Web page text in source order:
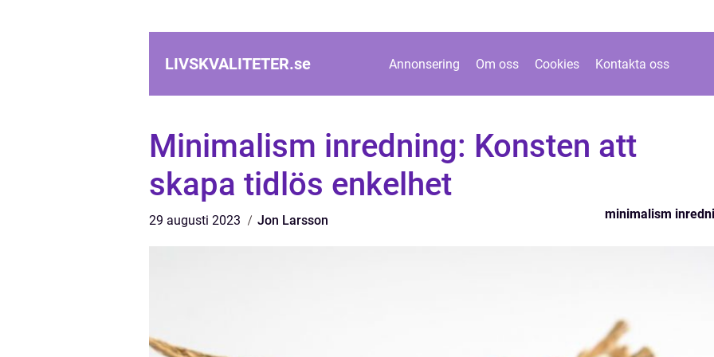
LIVSKVALITETER.se Annonsering Om oss Cookies Kontakta oss
Minimalism inredning: Konsten att
skapa tidlös enkelhet
29 augusti 2023 Jon Larsson minimalism